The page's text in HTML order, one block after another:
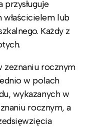
właścicielem lub
Każdy z
zeznaniu rocznym
w polach
wykazanych w
rocznym, a